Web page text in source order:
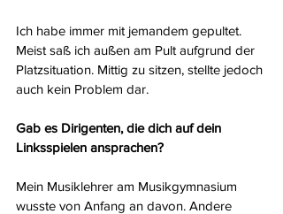
Ich habe immer mit jemandem gepultet.
Meist saß ich außen am Pult aufgrund der
Platzsituation. Mittig zu sitzen, stellte jedoch
auch kein Problem dar.
Gab es Dirigenten, die dich auf dein
Linksspielen ansprachen?
Mein Musiklehrer am Musikgymnasium
wusste von Anfang an davon. Andere